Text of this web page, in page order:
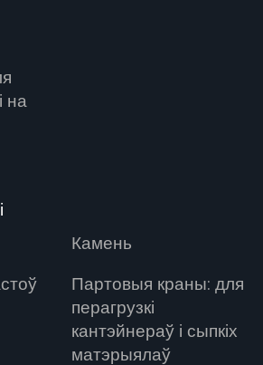
на
Камень
Партовыя краны: для
перагрузкі
кантэйнераў і сыпкіх
матэрыялаў